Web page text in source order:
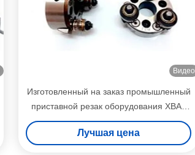
Видео
Изготовленный на заказ промышленный
приставной резак оборудования ХВАК
для выправлять и автомата для резки
Лучшая цена